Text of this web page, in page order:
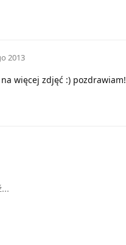
2013
więcej zdjęć :) pozdrawiam!